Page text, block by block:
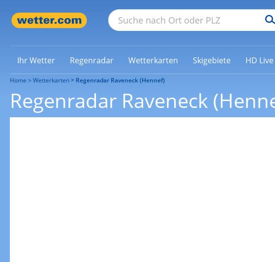
Ihr Wetter Regenradar Wetterkarten Skigebiete HD
Home Wetterkarten Regenradar Raveneck (Hennef)
Regenradar Raveneck